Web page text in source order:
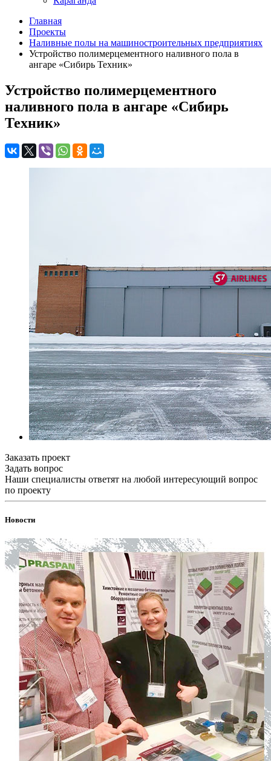
Главная
Проекты
Наливные полы на машиностроительных предприятиях
Устройство полимерцементного наливного пола в
ангаре «Сибирь Техник»
Устройство полимерцементного
наливного пола в ангаре «Сибирь
Техник»
Заказать проект
Задать вопрос
Наши специалисты ответят на любой интересующий вопрос
по проекту
Новости